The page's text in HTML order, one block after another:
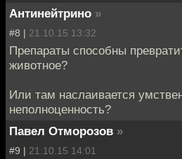
Антинейтрино »
#8 | 21.10.15 13:32
Препараты способны
животное?
Или там наслаивается
неполноценность?
Павел Отморозов »
#9 | 21.10.15 14:01